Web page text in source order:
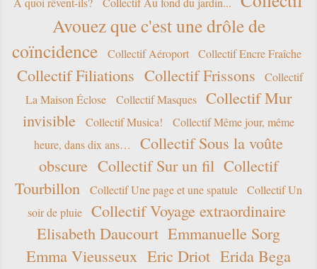
Avouez que c'est une drôle de
coïncidence
Collectif Aéroport Collectif Encre Fraîche
Collectif Filiations Collectif Frissons
Collectif
La Maison Éclose
Collectif Masques
Collectif Mur
invisible
Collectif Musica!
Collectif Même jour, même
heure, dans dix ans…
Collectif Sous la voûte
obscure Collectif Sur un fil Collectif
Tourbillon
Collectif Une page et une spatule
Collectif Un
soir de pluie
Collectif Voyage extraordinaire
Elisabeth Daucourt Emmanuelle Sorg
Emma Vieusseux Eric Driot Erida Bega